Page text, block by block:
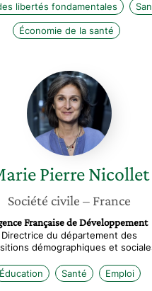
libertés fondamentales
Économie de la santé
Marie
Pierre
Nicollet
Pierre Nicollet
Société civile – France
Française de Développement
Directrice du département des
démographiques et
Éducation Santé Emploi